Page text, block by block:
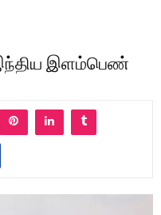
இளம்பெண்